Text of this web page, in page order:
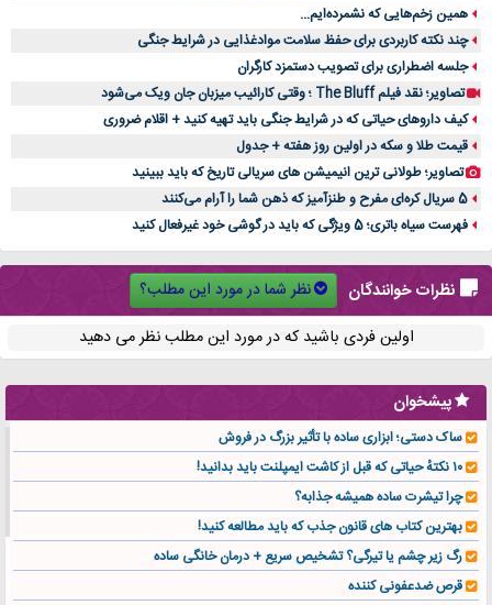
همین زخم‌هایی که نشمرده‌ایم...
چند نکته کاربردی برای حفظ سلامت موادغذایی در شرایط جنگی
جلسه اضطراری برای تصویب دستمزد کارگران
تصاویر؛ نقد فیلم The Bluff ؛ وقتی کارائیب میزبان جان ویک می‌شود
کیف داروهای حیاتی که در شرایط جنگی باید تهیه کنید + اقلام ضروری
قیمت طلا و سکه در اولین روز هفته + جدول
تصاویر؛ طولانی ترین انیمیشن های سریالی تاریخ که باید ببینید
5 سریال کره‌ای مفرح و طنزآمیز که ذهن شما را آرام می‌کنند
فهرست سیاه باتری؛ 5 ویژگی که باید در گوشی خود غیرفعال کنید
نظرات خوانندگان
نظر شما در مورد این مطلب؟
اولین فردی باشید که در مورد این مطلب نظر می دهید
پیشخوان
ساک دستی؛ ابزاری ساده با تأثیر بزرگ در فروش
۱۰ نکتهٔ حیاتی که قبل از کاشت ایمپلنت باید بدانید!
چرا تیشرت ساده همیشه جذابه؟
بهترین کتاب های قانون جذب که باید مطالعه کنید!
رگ زیر چشم یا تیرگی؟ تشخیص سریع + درمان خانگی ساده
قرص ضدعفونی کننده